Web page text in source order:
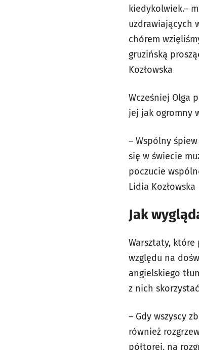
kiedykolwiek.–
uzdrawiających
chórem
gruzińską
Kozłowska
Wcześniej Olga
jej jak ogromny
– Wspólny
się w świecie
poczucie
Lidia Kozłowska
Jak
Warsztaty, które
względu na
angielskiego
z nich
– Gdy wszyscy
również
półtorej, na